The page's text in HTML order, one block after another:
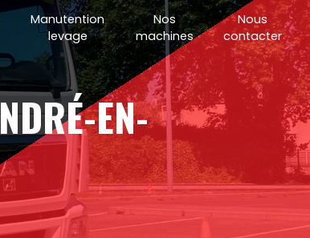
Manutention
levage
Nos
machines
Nous
contacter